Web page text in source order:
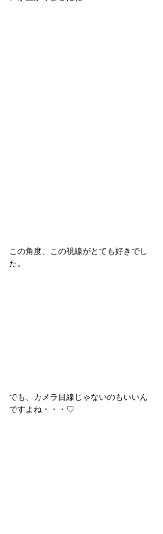
この角度、この視線がとても好きでし
た。
でも、カメラ目線じゃないのもいいん
ですよね・・・♡